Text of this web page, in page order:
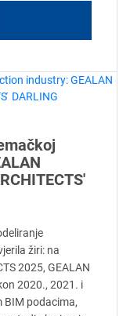
žiri: na
2025, GEALAN
2020., 2021. i
BIM podacima,